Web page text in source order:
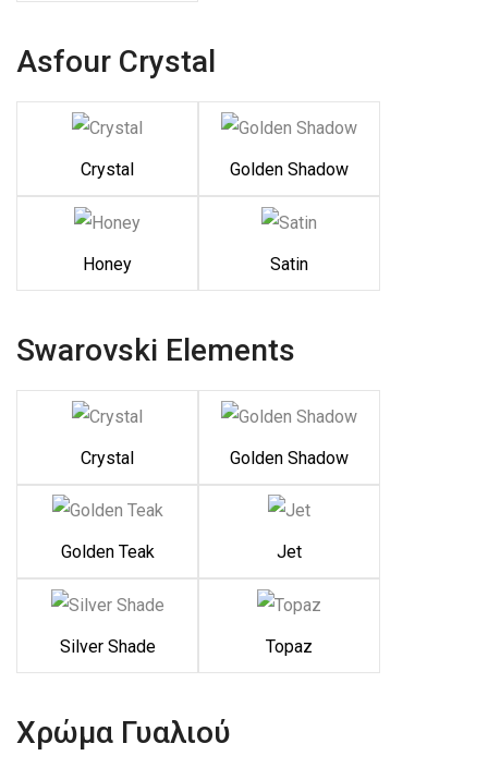
Asfour Crystal
Crystal Golden Shadow
Honey Satin
Swarovski Elements
Crystal Golden Shadow
Golden Teak Jet
Silver Shade Topaz
Χρώμα Γυαλιού